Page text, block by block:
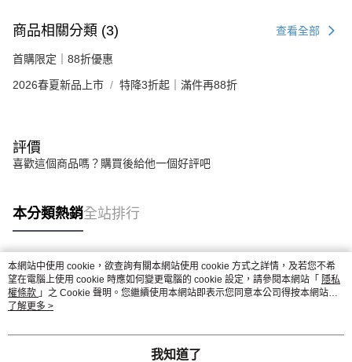
商品相關分類 (3) 查看全部
首購限定｜88折優惠
2026春夏新品上市 特降3折起｜滿件再88折
評價
喜歡這個商品嗎？購買後給他一個好評吧
本分類熱銷全站排行
熱門標籤
本網站中使用 cookie，欲查詢有關本網站使用 cookie 方式之詳情，及若您不希
望在電腦上使用 cookie 時應如何變更電腦的 cookie 設定，請參閱本網站「 隱私
權條款 」之 Cookie 聲明。您繼續使用本網站即表示您同意本公司得按本網站使
用條款之 Cookie 聲明使用 cookie。
了解更多 >
我知道了